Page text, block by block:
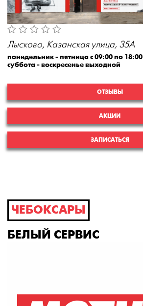
Лысково, Казанская улица, 35А
понедельник - пятница с 09:00 по 18:00
суббота - воскресенье выходной
ОТЗЫВЫ
АКЦИИ
ЗАПИСАТЬСЯ
ЧЕБОКСАРЫ
БЕЛЫЙ СЕРВИС